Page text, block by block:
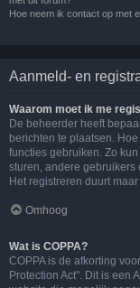
Hoe neem ik contact op met
Aanmeld- en
Waarom moet ik me
De beheerder heeft
berichten te plaatsen.
functies gebruiken. Zo
sturen, andere
Het registreren duurt
Omhoog
Wat is COPPA?
COPPA is de afkorting
Protection Act". Dit is een